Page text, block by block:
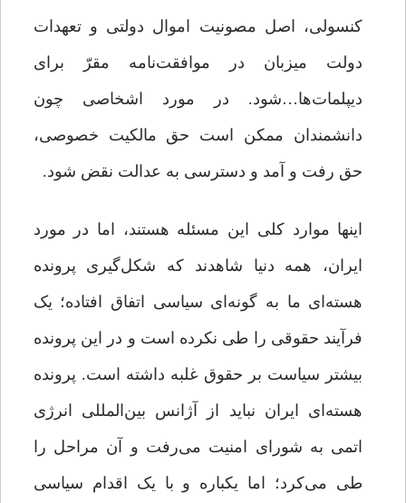
کنسولی، اصل مصونیت اموال دولتی و تعهدات
دولت میزبان در موافقت‌نامه مقرّ برای
دیپلمات‌ها…شود. در مورد اشخاصی چون
دانشمندان ممکن است حق مالکیت خصوصی،
حق رفت و آمد و دسترسی به عدالت نقض شود.
اینها موارد کلی این مسئله هستند، اما در مورد
ایران، همه دنیا شاهدند که شکل‌گیری پرونده
هسته‌ای ما به گونه‌ای سیاسی اتفاق افتاده؛ یک
فرآیند حقوقی را طی نکرده است و در این پرونده
بیشتر سیاست بر حقوق غلبه داشته است. پرونده
هسته‌ای ایران نباید از آژانس بین‌المللی انرژی
اتمی به شورای امنیت می‌رفت و آن مراحل را
طی می‌کرد؛ اما یکباره و با یک اقدام سیاسی